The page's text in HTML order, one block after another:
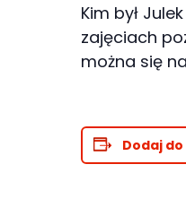
Kim był
zajęciach
można się
Dodaj
opcjonalne. Są
one potrzebne
internetowej.